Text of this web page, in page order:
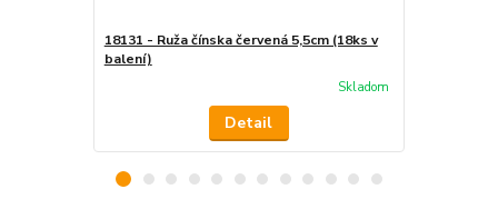
18131 - Ruža čínska červená 5,5cm (18ks v
balení)
Skladom
Detail